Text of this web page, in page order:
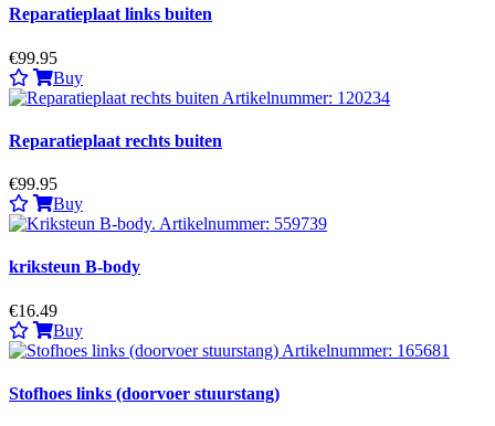
Reparatieplaat links buiten
€99.95
Buy
Reparatieplaat rechts buiten
€99.95
Buy
kriksteun B-body
€16.49
Buy
Stofhoes links (doorvoer stuurstang)